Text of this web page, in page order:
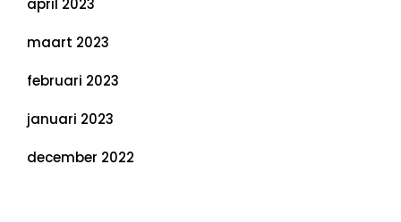
april 2023
maart 2023
februari 2023
januari 2023
december 2022